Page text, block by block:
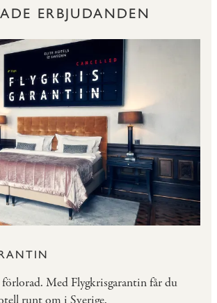
ERBJUDANDEN
förlorad. Med Flygkrisgarantin får du